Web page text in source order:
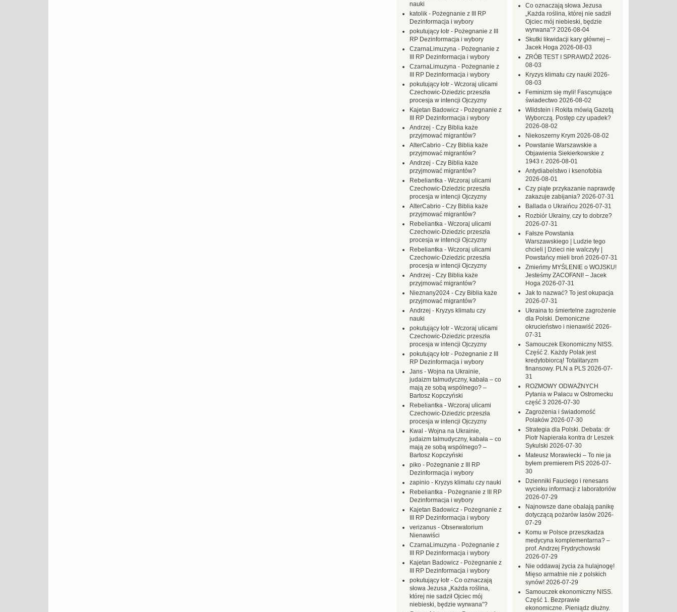
Co oznaczają słowa Jezusa
„Każda roślina, której nie sadził
Ojciec mój niebieski, będzie
wyrwana”? 2026-08-04
Skutki likwidacji kary głównej –
Jacek Hoga 2026-08-03
ZRÓB TEST I SPRAWDŹ 2026-
08-03
Kryzys klimatu czy nauki 2026-
08-03
Feminizm się myli! Fascynujące
świadectwo 2026-08-02
Wildstein i Rokita mówią Gazetą
Wyborczą. Postęp czy upadek?
2026-08-02
Niekoszerny Krym 2026-08-02
Powstanie Warszawskie a
Objawienia Siekierkowskie z
1943 r. 2026-08-01
Antydiabelstwo i ksenofobia
2026-08-01
Czy piąte przykazanie naprawdę
zakazuje zabijania? 2026-07-31
Ballada o Ukraińcu 2026-07-31
Rozbiór Ukrainy, czy to dobrze?
2026-07-31
Fałsze Powstania
Warszawskiego | Ludzie tego
chcieli | Dzieci nie walczyły |
Powstańcy mieli broń 2026-07-31
Zmieńmy MYŚLENIE o WOJSKU!
Jesteśmy ZACOFANI! – Jacek
Hoga 2026-07-31
Jak to nazwać? To jest okupacja
2026-07-31
Ukraina to śmiertelne zagrożenie
dla Polski. Demoniczne
okrucieństwo i nienawiść 2026-
07-31
Samouczek Ekonomiczny NISS.
Część 2. Każdy Polak jest
kredytobiorcą! Totalitaryzm
finansowy. PLN a PLS 2026-07-
31
ROZMOWY ODWAŻNYCH
Pytania w Pałacu w Ostromecku
część 3 2026-07-30
Zagrożenia i świadomość
Polaków 2026-07-30
Strategia dla Polski. Debata: dr
Piotr Napierała kontra dr Leszek
Sykulski 2026-07-30
Mateusz Morawiecki – To nie ja
byłem premierem PiS 2026-07-
30
Dzienniki Fauciego i renesans
wycieku informacji z laboratoriów
2026-07-29
Najnowsze dane obalają panikę
dotyczącą pożarów lasów 2026-
07-29
Komu w Polsce przeszkadza
medycyna komplementarna? –
prof. Andrzej Frydrychowski
2026-07-29
Nie oddawaj życia za hulajnogę!
Mięso armatnie nie z polskich
synów! 2026-07-29
Samouczek ekonomiczny NISS.
Część 1. Bezprawie
ekonomiczne. Pieniądz dłużny.
nauki
katolik - Pożegnanie z III RP
Dezinformacja i wybory
pokutujący łotr - Pożegnanie z III
RP Dezinformacja i wybory
CzarnaLimuzyna - Pożegnanie z
III RP Dezinformacja i wybory
CzarnaLimuzyna - Pożegnanie z
III RP Dezinformacja i wybory
pokutujący łotr - Wczoraj ulicami
Czechowic-Dziedzic przeszła
procesja w intencji Ojczyzny
Kajetan Badowicz - Pożegnanie z
III RP Dezinformacja i wybory
Andrzej - Czy Biblia każe
przyjmować migrantów?
AlterCabrio - Czy Biblia każe
przyjmować migrantów?
Andrzej - Czy Biblia każe
przyjmować migrantów?
Rebeliantka - Wczoraj ulicami
Czechowic-Dziedzic przeszła
procesja w intencji Ojczyzny
AlterCabrio - Czy Biblia każe
przyjmować migrantów?
Rebeliantka - Wczoraj ulicami
Czechowic-Dziedzic przeszła
procesja w intencji Ojczyzny
Rebeliantka - Wczoraj ulicami
Czechowic-Dziedzic przeszła
procesja w intencji Ojczyzny
Andrzej - Czy Biblia każe
przyjmować migrantów?
Nieznany2024 - Czy Biblia każe
przyjmować migrantów?
Andrzej - Kryzys klimatu czy
nauki
pokutujący łotr - Wczoraj ulicami
Czechowic-Dziedzic przeszła
procesja w intencji Ojczyzny
pokutujący łotr - Pożegnanie z III
RP Dezinformacja i wybory
Jans - Wojna na Ukrainie,
judaizm talmudyczny, kabała – co
mają ze sobą wspólnego? –
Bartosz Kopczyński
Rebeliantka - Wczoraj ulicami
Czechowic-Dziedzic przeszła
procesja w intencji Ojczyzny
Kwal - Wojna na Ukrainie,
judaizm talmudyczny, kabała – co
mają ze sobą wspólnego? –
Bartosz Kopczyński
piko - Pożegnanie z III RP
Dezinformacja i wybory
zapinio - Kryzys klimatu czy nauki
Rebeliantka - Pożegnanie z III RP
Dezinformacja i wybory
Kajetan Badowicz - Pożegnanie z
III RP Dezinformacja i wybory
verizanus - Obserwatorium
Nienawiści
CzarnaLimuzyna - Pożegnanie z
III RP Dezinformacja i wybory
Kajetan Badowicz - Pożegnanie z
III RP Dezinformacja i wybory
pokutujący łotr - Co oznaczają
słowa Jezusa „Każda roślina,
której nie sadził Ojciec mój
niebieski, będzie wyrwana”?